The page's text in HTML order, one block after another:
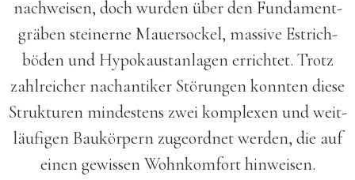
nachweisen, doch wurden über den Fundament­
gräben steinerne Mauer­sockel, massive Estrich­
böden und Hypokaust­anlagen errichtet. Trotz
zahl­reicher nach­antiker Störungen konnten diese
Strukturen mindestens zwei komplexen und weit­
läufigen Baukörpern zugeordnet werden, die auf
einen gewissen Wohn­komfort hinweisen.